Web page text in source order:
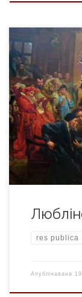
Люблінская
Польскім і
адзінай
Паспалітая.
ліпеня таго ж
польскага і
скліканым у
res publica
Апублікавана